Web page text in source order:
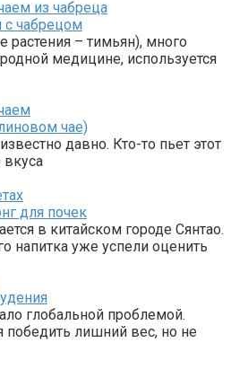
с чабрецом
растения – тимьян), много
медицине, используется
чае)
давно. Кто-то пьет этот
вкуса
для почек
в китайском городе Сянтао.
напитка уже успели оценить
глобальной проблемой.
лишний вес, но не